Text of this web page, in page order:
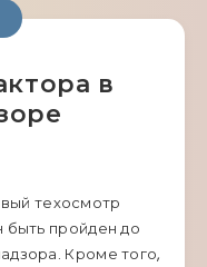
в
техосмотр
пройден до
Кроме того,